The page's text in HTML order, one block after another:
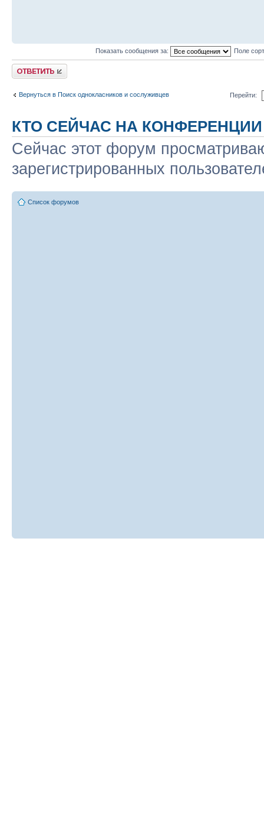
Показать сообщения за: Поле
Ответить
Вернуться в Поиск однокласников и сослуживцев Перейти:
КТО СЕЙЧАС НА КОНФЕРЕНЦИИ
Сейчас этот форум
зарегистрированных
Список форумов